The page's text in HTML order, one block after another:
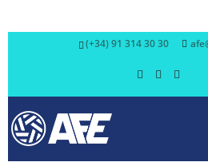
(+34) 91 314 30 30